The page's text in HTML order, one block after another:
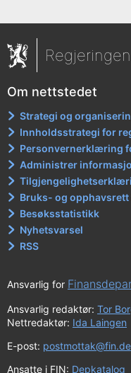
Om nettstedet
Strategi og
Innholdsstrategi for
Personvernerklæring
Administrer
Bruks- og
Besøksstatistikk
Nyhetsvarsel
RSS
Ansvarlig for
Ansvarlig redaktør: Tor
Nettredaktør: Ida Laingen
E-post:
Ansatte i FIN: Depkatalog